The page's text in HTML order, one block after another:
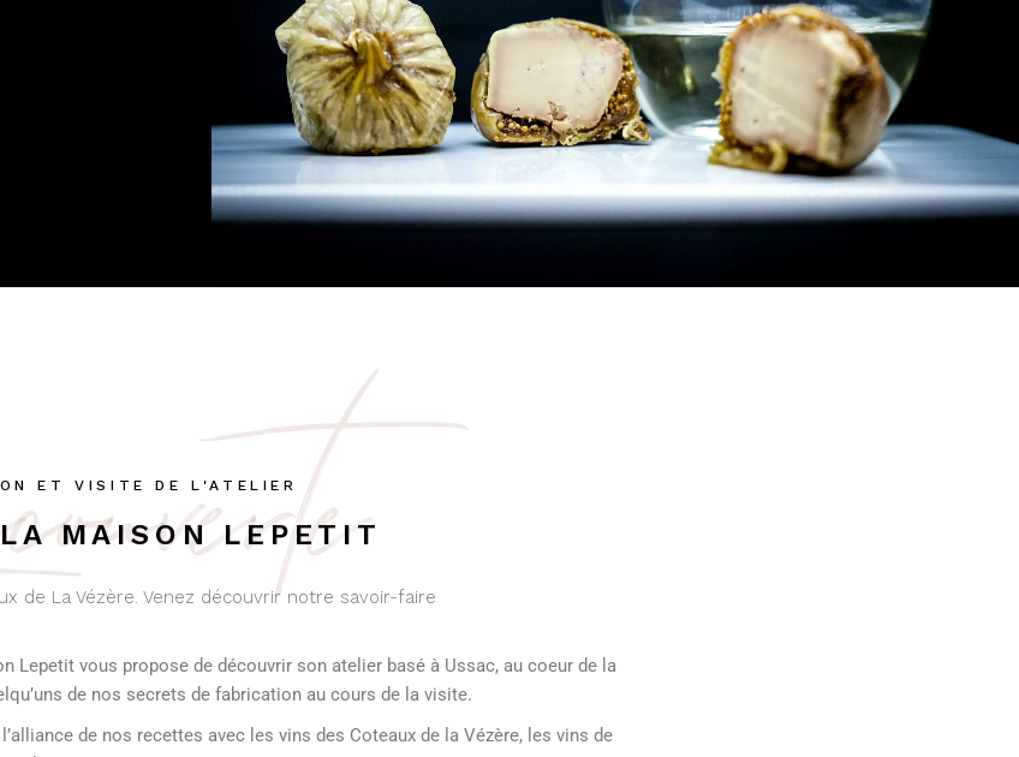
ET VISITE DE L'ATELIER
MAISON LEPETIT
de La Vézère. Venez découvrir notre savoir-faire
Lepetit vous propose de découvrir son atelier basé à Ussac, au coeur de la
de nos secrets de fabrication au cours de la visite.
de nos recettes avec les vins des Coteaux de la Vézère, les vins de